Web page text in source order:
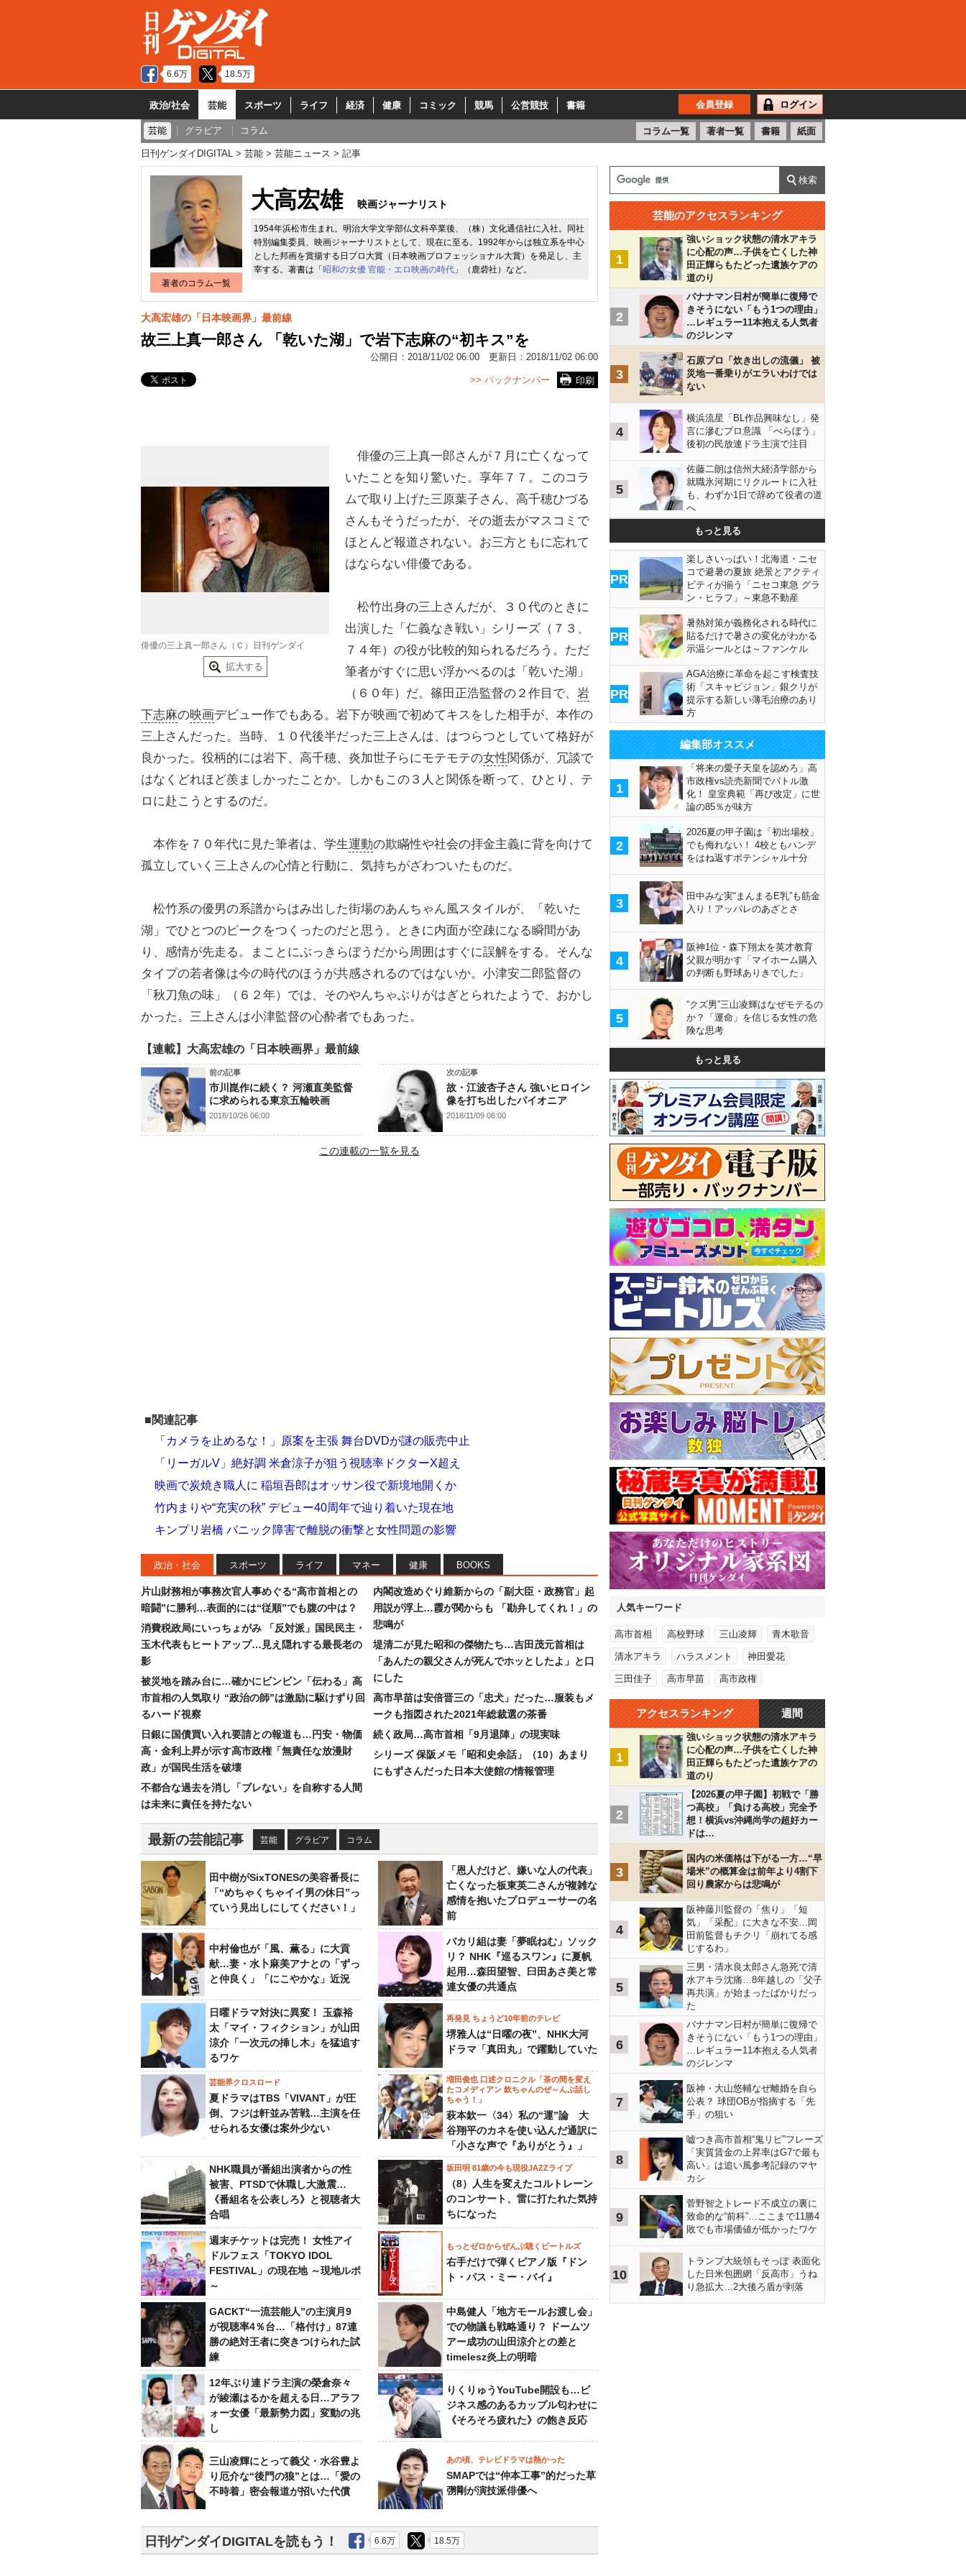
6.6万 18.5万
政治/社会 芸能 スポーツ ライフ 経済 健康 コミック 競馬 公営競技 書籍 会員登録 ログイン
芸能 グラビア コラム コラム一覧 著者一覧 書籍 紙面
日刊ゲンダイDIGITAL 芸能 芸能ニュース 記事
著者のコラム一覧
大高宏雄 映画ジャーナリスト
1954年浜松市生まれ。明治大学文学部仏文科卒業後、（株）文化通信社に入社。同社
特別編集委員、映画ジャーナリストとして、現在に至る。1992年からは独立系を中心
とした邦画を賞揚する日プロ大賞（日本映画プロフェッショナル大賞）を発足し、主
宰する。著書は「 昭和の女優 官能・エロ映画の時代 」（鹿砦社）など。
大高宏雄の「日本映画界」最前線
故三上真一郎さん 「乾いた湖」で岩下志麻の“初キス”を
公開日： 2018/11/02 06:00 更新日： 2018/11/02 06:00
印刷
>> バックナンバー
俳優の三上真一郎さん（Ｃ）日刊ゲンダイ
拡大する
俳優の三上真一郎さんが７月に亡くなって
いたことを知り驚いた。享年７７。このコラ
ムで取り上げた三原葉子さん、高千穂ひづる
さんもそうだったが、その逝去がマスコミで
ほとんど報道されない。お三方ともに忘れて
はならない俳優である。
松竹出身の三上さんだが、３０代のときに
出演した「仁義なき戦い」シリーズ（７３、
７４年）の役が比較的知られるだろう。ただ
筆者がすぐに思い浮かべるのは「乾いた湖」
（６０年）だ。篠田正浩監督の２作目で、 岩
下志麻の映画デビュー作でもある。岩下が映画で初めてキスをした相手が、本作の
三上さんだった。当時、１０代後半だった三上さんは、はつらつとしていて格好が
良かった。役柄的には岩下、高千穂、炎加世子らにモテモテの女性関係が、冗談で
はなくどれほど羨ましかったことか。しかもこの３人と関係を断って、ひとり、テ
ロに赴こうとするのだ。
本作を７０年代に見た筆者は、学生運動の欺瞞性や社会の拝金主義に背を向けて
孤立していく三上さんの心情と行動に、気持ちがざわついたものだ。
松竹系の優男の系譜からはみ出した街場のあんちゃん風スタイルが、「乾いた
湖」でひとつのピークをつくったのだと思う。ときに内面が空疎になる瞬間があ
り、感情が先走る。まことにぶっきらぼうだから周囲はすぐに誤解をする。そんな
タイプの若者像は今の時代のほうが共感されるのではないか。小津安二郎監督の
「秋刀魚の味」（６２年）では、そのやんちゃぶりがはぎとられたようで、おかし
かった。三上さんは小津監督の心酔者でもあった。
【連載】大高宏雄の「日本映画界」最前線
前の記事
市川崑作に続く？ 河瀬直美監督
に求められる東京五輪映画
2018/10/26 06:00
次の記事
故・江波杏子さん 強いヒロイン
像を打ち出したパイオニア
2018/11/09 06:00
この連載の一覧を見る
■関連記事
「カメラを止めるな！」原案を主張 舞台DVDが謎の販売中止
「リーガルV」絶好調 米倉涼子が狙う視聴率ドクターX超え
映画で炭焼き職人に 稲垣吾郎はオッサン役で新境地開くか
竹内まりや“充実の秋” デビュー40周年で辿り着いた現在地
キンプリ岩橋 パニック障害で離脱の衝撃と女性問題の影響
政治・社会 スポーツ ライフ マネー 健康 BOOKS
片山財務相が事務次官人事めぐる“高市首相との
暗闘”に勝利…表面的には“従順”でも腹の中は？
消費税政局にいっちょがみ 「反対派」国民民主・
玉木代表もヒートアップ…見え隠れする最長老の
影
被災地を踏み台に…確かにビンビン「伝わる」高
市首相の人気取り “政治の師”は激励に駆けずり回
るハード視察
日銀に国債買い入れ要請との報道も…円安・物価
高・金利上昇が示す高市政権「無責任な放漫財
政」が国民生活を破壊
不都合な過去を消し「ブレない」を自称する人間
は未来に責任を持たない
内閣改造めぐり維新からの「副大臣・政務官」起
用説が浮上…霞が関からも 「勘弁してくれ！」の
悲鳴が
堤清二が見た昭和の傑物たち…吉田茂元首相は
「あんたの親父さんが死んでホッとしたよ」と口
にした
高市早苗は安倍晋三の「忠犬」だった…服装もメ
ークも指図された2021年総裁選の茶番
続く政局…高市首相「9月退陣」の現実味
シリーズ 保阪メモ「昭和史余話」（10）あまり
にもずさんだった日本大使館の情報管理
最新の芸能記事 芸能 グラビア コラム
田中樹がSixTONESの美容番長に
「“めちゃくちゃイイ男の休日”っ
ていう見出しにしてください！」
「恩人だけど、嫌いな人の代表」
亡くなった板東英二さんが複雑な
感情を抱いたプロデューサーの名
前
中村倫也が「風、薫る」に大貢
献…妻・水卜麻美アナとの「ずっ
と仲良く」「にこやかな」近況
バカリ組は妻「夢眠ねむ」ソック
リ？ NHK『巡るスワン』に夏帆
起用…森田望智、臼田あさ美と常
連女優の共通点
日曜ドラマ対決に異変！ 玉森裕
太「マイ・フィクション」が山田
涼介「一次元の挿し木」を猛追す
るワケ
再発見 ちょうど10年前のテレビ
堺雅人は“日曜の夜”、NHK大河
ドラマ「真田丸」で躍動していた
芸能界クロスロード
夏ドラマはTBS「VIVANT」が圧
倒、フジは軒並み苦戦…主演を任
せられる女優は案外少ない
増田俊也 口述クロニクル「茶の間を変え
たコメディアン 欽ちゃんのぜ～んぶ話し
ちゃう！」
萩本欽一〈34〉私の“運”論 大
谷翔平のカネを使い込んだ通訳に
「小さな声で『ありがとう』」
NHK職員が番組出演者からの性
被害、PTSDで休職し大激震…
《番組名を公表しろ》と視聴者大
合唱
坂田明 81歳の今も現役JAZZライブ
（8）人生を変えたコルトレーン
のコンサート、雷に打たれた気持
ちになった
週末チケットは完売！ 女性アイ
ドルフェス「TOKYO IDOL
FESTIVAL」の現在地 ～現地ルポ
～
もっとゼロからぜんぶ聴くビートルズ
右手だけで弾くピアノ版『ドン
ト・パス・ミー・バイ』
GACKT“一流芸能人”の主演月9
が視聴率4％台…「格付け」87連
勝の絶対王者に突きつけられた試
練
中島健人「地方モールお渡し会」
での物議も戦略通り？ ドームツ
アー成功の山田涼介との差と
timelesz炎上の明暗
12年ぶり連ドラ主演の榮倉奈々
が綾瀬はるかを超える日…アラフ
ォー女優「最新勢力図」変動の兆
し
りくりゅうYouTube開設も…ビ
ジネス感のあるカップル匂わせに
《そろそろ疲れた》の飽き反応
三山凌輝にとって義父・水谷豊よ
り厄介な“後門の狼”とは…「愛の
不時着」密会報道が招いた代償
あの頃、テレビドラマは熱かった
SMAPでは“仲本工事”的だった草
彅剛が演技派俳優へ
日刊ゲンダイDIGITALを読もう！ 6.6万 18.5万
芸能のアクセスランキング
1
強いショック状態の清水アキラ
に心配の声…子供を亡くした神
田正輝らもたどった遺族ケアの
道のり
2
バナナマン日村が簡単に復帰で
きそうにない「もう1つの理由」
…レギュラー11本抱える人気者
のジレンマ
3
石原プロ「炊き出しの流儀」 被
災地一番乗りがエラいわけでは
ない
4
横浜流星「BL作品興味なし」発
言に滲むプロ意識 「べらぼう」
後初の民放連ドラ主演で注目
5
佐藤二朗は信州大経済学部から
就職氷河期にリクルートに入社
も、わずか1日で辞めて役者の道
へ
もっと見る
PR
楽しさいっぱい！北海道・ニセ
コで避暑の夏旅 絶景とアクティ
ビティが揃う「ニセコ東急 グラ
ン・ヒラフ」～東急不動産
PR
暑熱対策が義務化される時代に
貼るだけで暑さの変化がわかる
示温シールとは～ファンケル
PR
AGA治療に革命を起こす検査技
術「スキャビジョン」銀クリが
提示する新しい薄毛治療のあり
方
編集部オススメ
1
「将来の愛子天皇を認めろ」高
市政権vs読売新聞でバトル激
化！ 皇室典範「再び改定」に世
論の85％が味方
2
2026夏の甲子園は「初出場校」
でも侮れない！ 4校ともハンデ
をはね返すポテンシャル十分
3
田中みな実“まんまるE乳”も筋金
入り！アッパレのあざとさ
4
阪神1位・森下翔太を英才教育
父親が明かす「マイホーム購入
の判断も野球ありきでした」
5
“クズ男”三山凌輝はなぜモテるの
か？「運命」を信じる女性の危
険な思考
もっと見る
人気キーワード
高市首相 高校野球 三山凌輝 青木歌音
清水アキラ ハラスメント 神田愛花
三田佳子 高市早苗 高市政権
アクセスランキング 週間
1
強いショック状態の清水アキラ
に心配の声…子供を亡くした神
田正輝らもたどった遺族ケアの
道のり
2
【2026夏の甲子園】初戦で「勝
つ高校」「負ける高校」完全予
想！横浜vs沖縄尚学の超好カー
ドは…
3
国内の米価格は下がる一方…“早
場米”の概算金は前年より4割下
回り農家からは悲鳴が
4
阪神藤川監督の「焦り」「短
気」「采配」に大きな不安…岡
田前監督もチクリ「崩れてる感
じするわ」
5
三男・清水良太郎さん急死で清
水アキラ沈痛…8年越しの「父子
再共演」が始まったばかりだっ
た
6
バナナマン日村が簡単に復帰で
きそうにない「もう1つの理由」
…レギュラー11本抱える人気者
のジレンマ
7
阪神・大山悠輔なぜ離婚を自ら
公表？ 球団OBが指摘する「先
手」の狙い
8
嘘つき高市首相“鬼リピ”フレーズ
「実質賃金の上昇率はG7で最も
高い」は追い風参考記録のマヤ
カシ
9
菅野智之トレード不成立の裏に
致命的な“前科”…ここまで11勝4
敗でも市場価値が低かったワケ
10
トランプ大統領もそっぽ 表面化
した日米包囲網「反高市」うね
り急拡大…2大後ろ盾が剥落